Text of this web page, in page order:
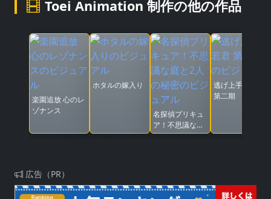
Toei Animation 制作の他の作品
楽園追放 心のレ
ゾナンス
ホタルの嫁入り
名探偵プリキュ
ア！不思議な庭
と2人の秘密
逃げ上手の若君
第二期
広告（PR）